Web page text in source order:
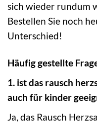
sich wieder rundum
Bestellen Sie noch
Unterschied!
Häufig gestellte
1. ist das rausch
auch für kinder
Ja, das Rausch